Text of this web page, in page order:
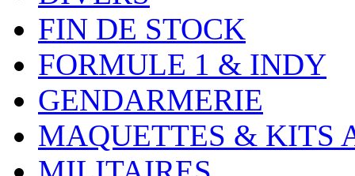
FIN DE STOCK
FORMULE 1 & INDY
GENDARMERIE
MAQUETTES & KITS